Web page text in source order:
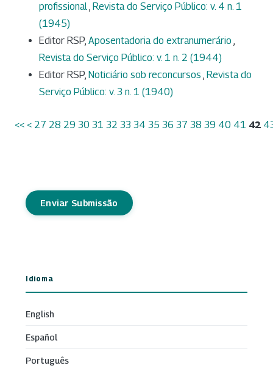
profissional, Revista do Serviço Público: v. 4 n. 1
(1945)
Editor RSP, Aposentadoria do extranumerário ,
Revista do Serviço Público: v. 1 n. 2 (1944)
Editor RSP, Noticiário sob reconcursos , Revista do
Serviço Público: v. 3 n. 1 (1940)
<< < 27 28 29 30 31 32 33 34 35 36 37 38 39 40 41 42
Enviar Submissão
Idioma
English
Español
Português